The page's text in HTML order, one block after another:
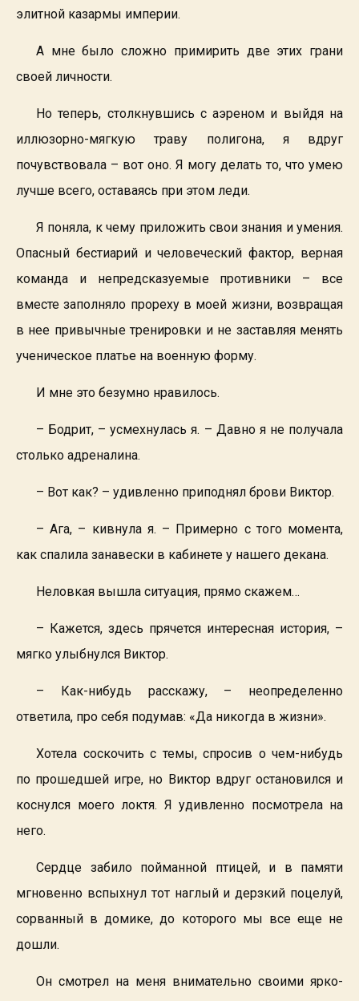
элитной казармы империи.
А мне было сложно примирить две этих грани
своей личности.
Но теперь, столкнувшись с аэреном и выйдя на
иллюзорно-мягкую траву полигона, я вдруг
почувствовала – вот оно. Я могу делать то, что умею
лучше всего, оставаясь при этом леди.
Я поняла, к чему приложить свои знания и умения.
Опасный бестиарий и человеческий фактор, верная
команда и непредсказуемые противники – все
вместе заполняло прореху в моей жизни, возвращая
в нее привычные тренировки и не заставляя менять
ученическое платье на военную форму.
И мне это безумно нравилось.
– Бодрит, – усмехнулась я. – Давно я не получала
столько адреналина.
– Вот как? – удивленно приподнял брови Виктор.
– Ага, – кивнула я. – Примерно с того момента,
как спалила занавески в кабинете у нашего декана.
Неловкая вышла ситуация, прямо скажем…
– Кажется, здесь прячется интересная история, –
мягко улыбнулся Виктор.
– Как-нибудь расскажу, – неопределенно
ответила, про себя подумав: «Да никогда в жизни».
Хотела соскочить с темы, спросив о чем-нибудь
по прошедшей игре, но Виктор вдруг остановился и
коснулся моего локтя. Я удивленно посмотрела на
него.
Сердце забило пойманной птицей, и в памяти
мгновенно вспыхнул тот наглый и дерзкий поцелуй,
сорванный в домике, до которого мы все еще не
дошли.
Он смотрел на меня внимательно своими ярко-